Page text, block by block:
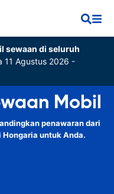
sewaan di seluruh
11 Agustus 2026 -
Mobil
penawaran dari
untuk Anda.